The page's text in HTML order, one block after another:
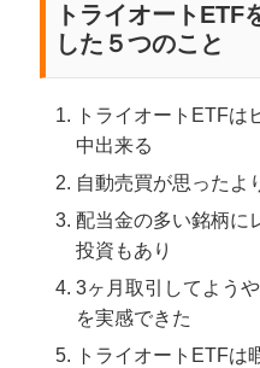
トライオートETF
した５つのこと
トライオートETFは
中出来る
自動売買が思ったよ
配当金の多い銘柄に
投資もあり
3ヶ月取引してよう
を実感できた
トライオートETFは